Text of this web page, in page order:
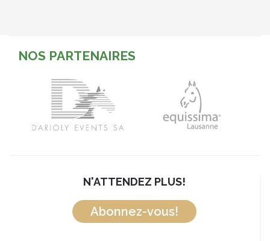
NOS PARTENAIRES
N'ATTENDEZ PLUS!
Abonnez-vous!